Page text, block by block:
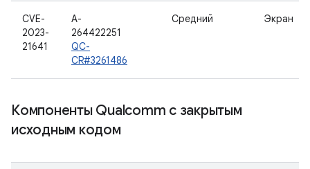
CVE-
2023-
21641
A-
264422251
QC-
CR#3261486
Средний Экран
Компоненты Qualcomm с закрытым
исходным кодом